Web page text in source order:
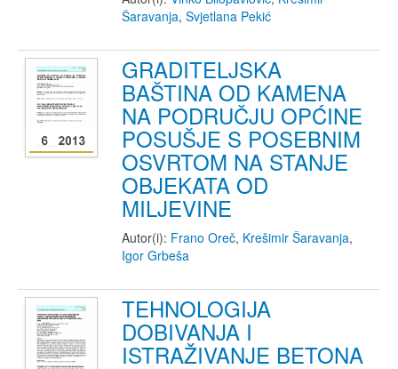
Šaravanja, Svjetlana Pekić
GRADITELJSKA
BAŠTINA OD KAMENA
NA PODRUČJU OPĆINE
POSUŠJE S POSEBNIM
OSVRTOM NA STANJE
OBJEKATA OD
MILJEVINE
Autor(i): Frano Oreč, Krešimir Šaravanja,
Igor Grbeša
TEHNOLOGIJA
DOBIVANJA I
ISTRAŽIVANJE BETONA